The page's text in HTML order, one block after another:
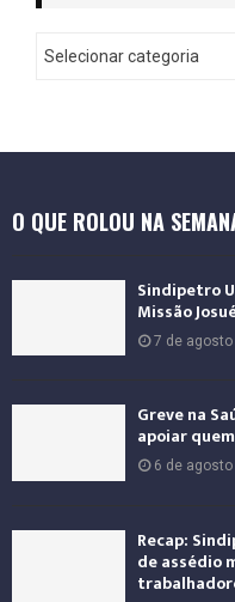
O QUE ROLOU NA
Sindipetro
Missão
7 de agosto
Greve na
apoiar
6 de
Recap:
de assédio